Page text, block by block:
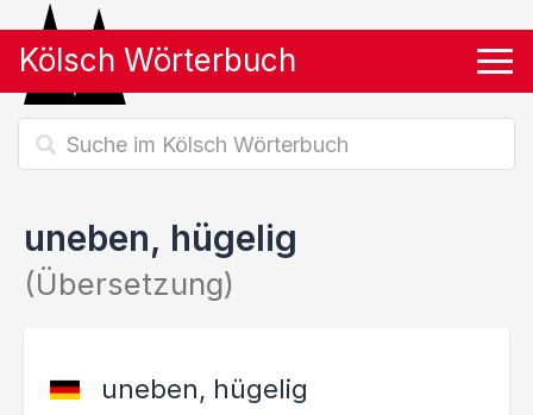
Kölsch Wörterbuch
uneben, hügelig
(Übersetzung)
uneben, hügelig